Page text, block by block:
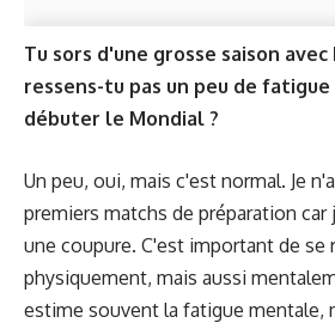
Tu sors d'une grosse saison avec
ressens-tu pas un peu de fatigue
débuter le Mondial ?
Un peu, oui, mais c'est normal. Je
premiers matchs de préparation car
une coupure. C'est important de se
physiquement, mais aussi
estime souvent la fatigue mentale,